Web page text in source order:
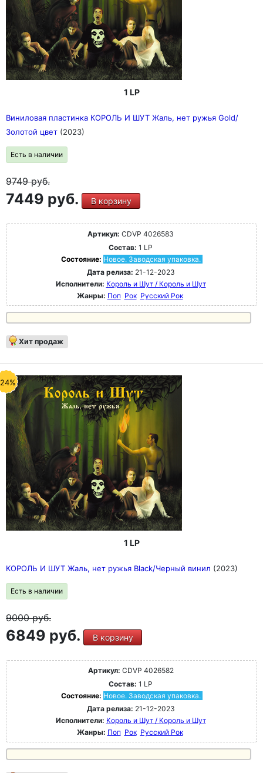
1 LP
Виниловая пластинка КОРОЛЬ И ШУТ Жаль, нет ружья Gold/
Золотой цвет (2023)
Есть в наличии
9749руб.
7449 руб. В корзину
Артикул: CDVP 4026583
Состав: 1 LP
Состояние: Новое. Заводская упаковка.
Дата релиза: 21-12-2023
Исполнители: Король и Шут / Король и Шут
Жанры: Поп Рок Русский Рок
Хит продаж
1 LP
КОРОЛЬ И ШУТ Жаль, нет ружья Black/Черный винил (2023)
Есть в наличии
9000руб.
6849 руб. В корзину
Артикул: CDVP 4026582
Состав: 1 LP
Состояние: Новое. Заводская упаковка.
Дата релиза: 21-12-2023
Исполнители: Король и Шут / Король и Шут
Жанры: Поп Рок Русский Рок